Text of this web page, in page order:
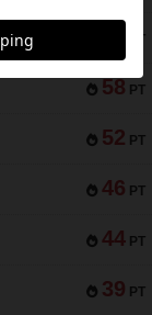
PT
58 PT
52 PT
46 PT
44 PT
39 PT